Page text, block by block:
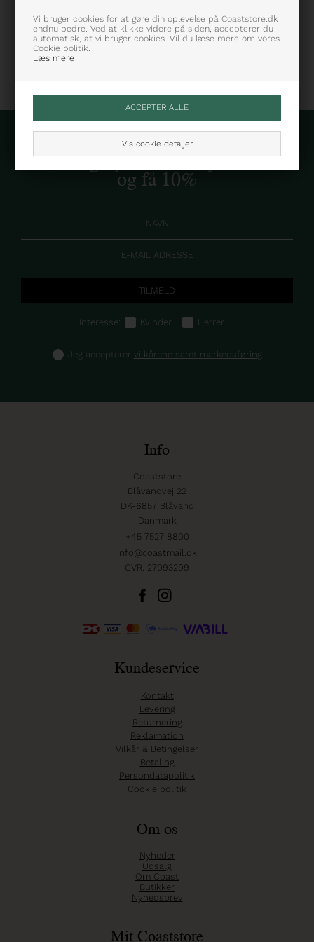
Vi bruger cookies for at gøre din oplevelse på Coaststore.dk
endnu bedre. Ved at klikke videre på siden, accepterer du
automatisk, at vi bruger cookies. Vil du læse mere om vores
Cookie politik.
Læs mere
Vis cookie detaljer
Skriv dig op til vores nyhedsbrev
og få 10%
Interesse: Kvinder Herrer
Jeg accepterer vilkårene samt markedsføring
Info
Coaststore
Blåvandvej 22
DK-6857 Blåvand
Danmark
+45 7527 8800
info@coastmail.dk
CVR: 27093299
Kundeservice
Kontakt
Levering
Returnering
Reklamation
Vilkår & Betingelser
Betaling
Persondatapolitik
Cookie politik
Om os
Nyheder
Udsalg
Om Coast
Butikker
Nyhedsbrev
Mit Coaststore